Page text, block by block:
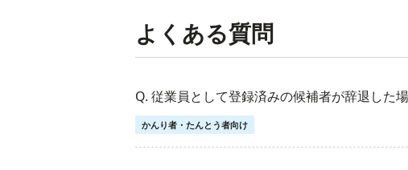
よくある質問
Q. 従業員として登録済みの候補者が辞退した
かんり者・たんとう者向け